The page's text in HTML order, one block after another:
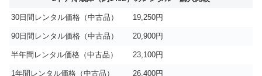
30日間レンタル価格（中古品） 19,250円
90日間レンタル価格（中古品） 20,900円
半年間レンタル価格（中古品） 23,100円
1年間レンタル価格（中古品） 26,400円